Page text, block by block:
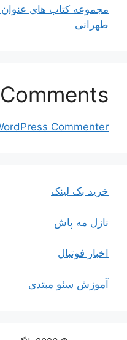
مجموعه کتاب های
طهرانی
Commenter
خرید بک لینک
نازل مه پاش
اخبار فوتبال
آموزش سئو مبتدی